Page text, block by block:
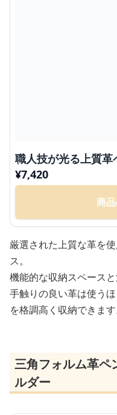
職人技が光る上質革
¥7,420
商
厳選された上質な革を
ス。
機能的な収納スペース
手触りの良い革は使う
を格調高く収納できます
三角フォルム革ペ
ルダー